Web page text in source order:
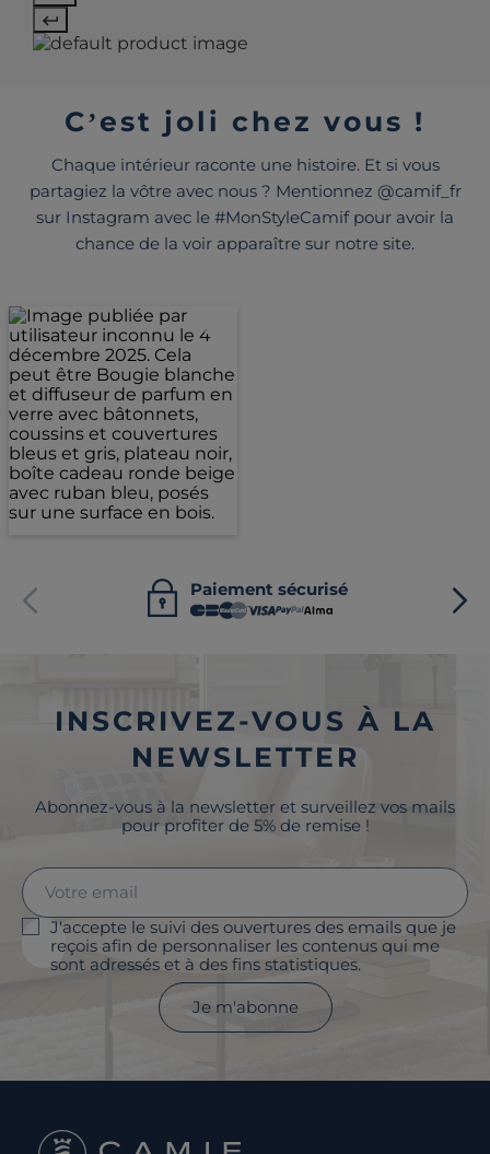
C’est joli chez vous !
Chaque intérieur raconte une histoire. Et si vous
partagiez la vôtre avec nous ? Mentionnez @camif_fr
sur Instagram avec le #MonStyleCamif pour avoir la
chance de la voir apparaître sur notre site.
Paiement sécurisé
INSCRIVEZ-VOUS À LA
NEWSLETTER
Abonnez-vous à la newsletter et surveillez vos mails
pour profiter de 5% de remise !
J'accepte le suivi des ouvertures des emails que je
reçois afin de personnaliser les contenus qui me
sont adressés et à des fins statistiques.
Je m'abonne